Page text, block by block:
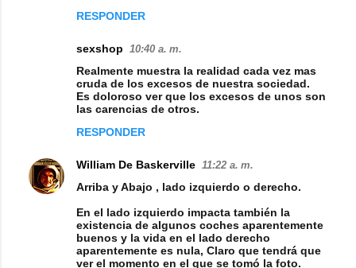
RESPONDER
sexshop 10:40 a. m.
Realmente muestra la realidad cada vez mas
cruda de los excesos de nuestra sociedad.
Es doloroso ver que los excesos de unos son
las carencias de otros.
RESPONDER
William De Baskerville 11:22 a. m.
Arriba y Abajo , lado izquierdo o derecho.
En el lado izquierdo impacta también la
existencia de algunos coches aparentemente
buenos y la vida en el lado derecho
aparentemente es nula, Claro que tendrá que
ver el momento en el que se tomó la foto.